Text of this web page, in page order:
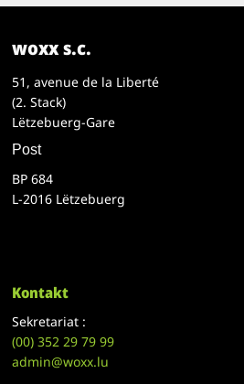
woxx s.c.
51, avenue de la Liberté
(2. Stack)
Lëtzebuerg-Gare
Post
BP 684
L-2016 Lëtzebuerg
Kontakt
Sekretariat :
(00)352 29 79 99
admin@woxx.lu